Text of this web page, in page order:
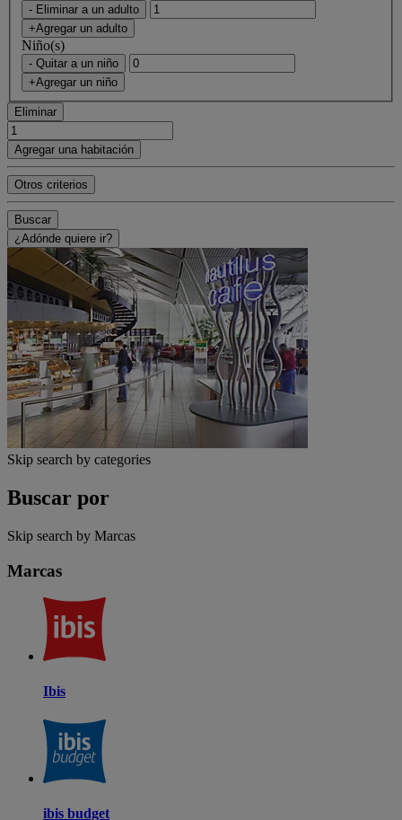
- Eliminar a un adulto
+Agregar un adulto
Niño(s)
- Quitar a un niño
+Agregar un niño
Eliminar
Agregar una habitación
Otros criterios
Buscar
¿Adónde quiere ir?
Skip search by categories
Buscar por
Skip search by Marcas
Marcas
Ibis
ibis budget